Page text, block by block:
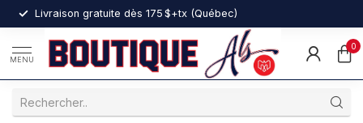
Livraison gratuite dès 175 $+tx (Québec)
MENU
0